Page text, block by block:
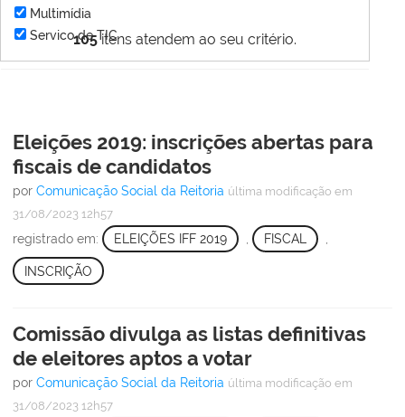
105itens atendem ao seu critério.
Multimídia
Servico de TIC
Eleições 2019: inscrições abertas para
fiscais de candidatos
por Comunicação Social da Reitoria última modificação em
31/08/2023 12h57
registrado em: ELEIÇÕES IFF 2019 FISCAL
INSCRIÇÃO
Comissão divulga as listas definitivas
de eleitores aptos a votar
por Comunicação Social da Reitoria última modificação em
31/08/2023 12h57